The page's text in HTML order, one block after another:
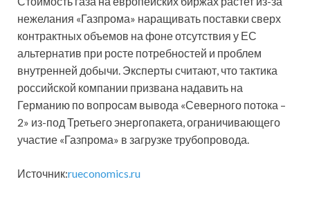
нежелания «Газпрома» наращивать поставки сверх
контрактных объемов на фоне отсутствия у ЕС
альтернатив при росте потребностей и проблем
внутренней добычи. Эксперты считают, что тактика
российской компании призвана надавить на
Германию по вопросам вывода «Северного потока –
2» из-под Третьего энергопакета, ограничивающего
участие «Газпрома» в загрузке трубопровода.
Источник:rueconomics.ru